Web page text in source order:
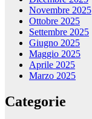
Novembre 2025
Ottobre 2025
Settembre 2025
Giugno 2025
Maggio 2025
Aprile 2025
Marzo 2025
Categorie